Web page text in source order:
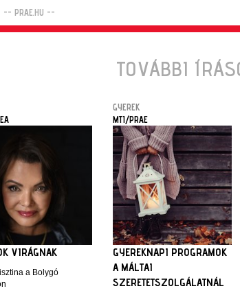
-- PRAE.HU --
TOVÁBBI
VIRÁGNAK
a Bolygó
GYEREK
MTI/PRAE
GYEREKNAPI PROGRAMOK
A MÁLTAI
SZERETETSZOLGÁLATNÁL